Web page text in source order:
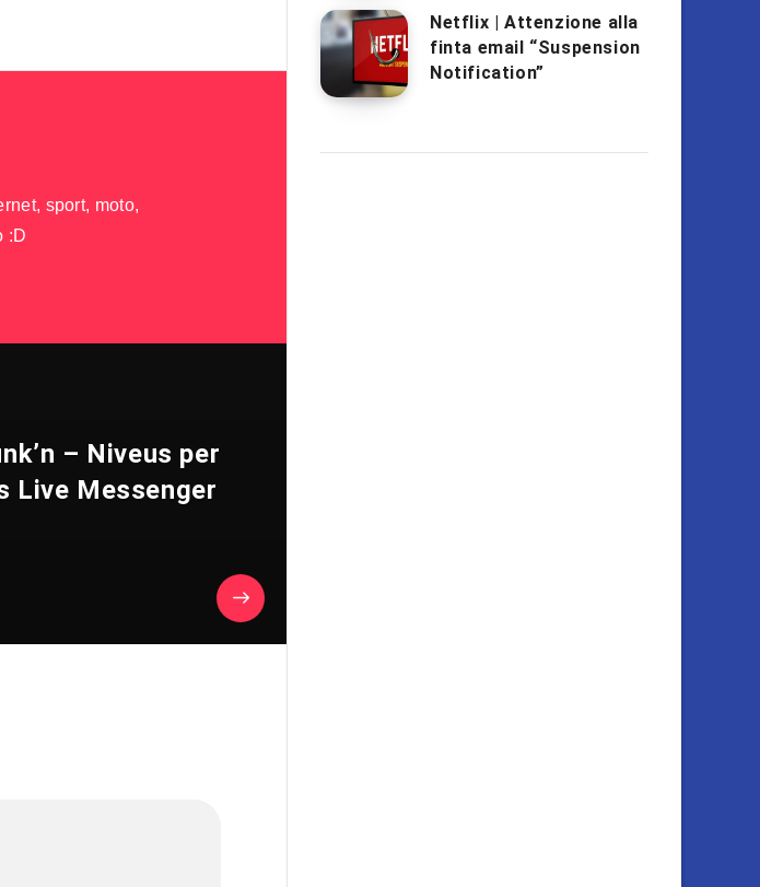
sport, moto,
:D
– Niveus per
Live Messenger
Netflix | Attenzione alla
finta email “Suspension
Notification”